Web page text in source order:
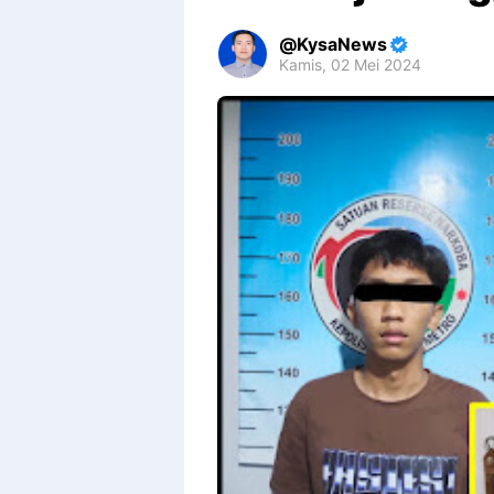
KysaNews
Kamis, 02 Mei 2024
Premium
Raushan
Design
With
Shroff
Templates